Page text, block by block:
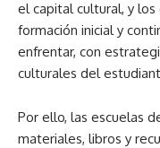
el capital cultural, y
formación inicial y
enfrentar, con
culturales del
Por ello, las escuelas
materiales, libros y